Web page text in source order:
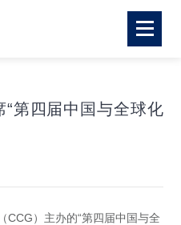
第四届中国与全球化
CCG）主办的“第四届中国与全